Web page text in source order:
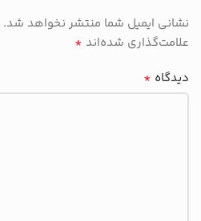
نشانی ایمیل شما منتشر نخواهد شد.
علامت‌گذاری شده‌اند *
دیدگاه *